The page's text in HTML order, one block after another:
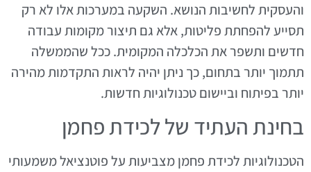
והעסקית לחשיבות הנושא. השקעה במערכות אלו לא רק
תסייע להפחתת פליטות, אלא גם תיצור מקומות עבודה
חדשים ותשפר את הכלכלה המקומית. ככל שהממשלה
תתמוך יותר בתחום, כך ניתן יהיה לראות התקדמות מהירה
יותר בפיתוח וביישום טכנולוגיות חדשות.
בחינת העתיד של לכידת פחמן
הטכנולוגיות לכידת פחמן מצביעות על פוטנציאל משמעותי